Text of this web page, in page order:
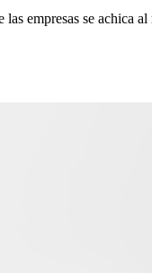
empresas se achica